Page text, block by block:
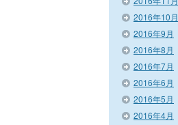
2016年10月
2016年9月
2016年8月
2016年7月
2016年6月
2016年5月
2016年4月